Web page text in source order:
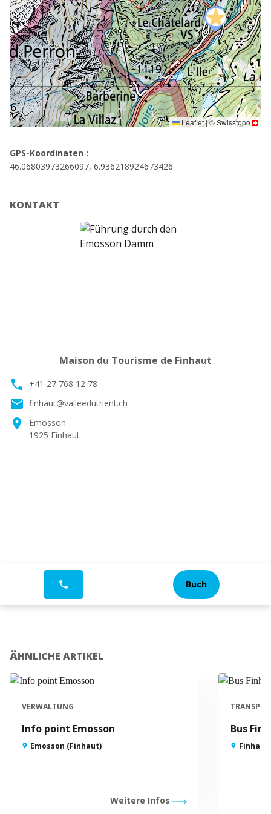
Leaflet|©Swisstopo
GPS-Koordinaten :
46.06803973266097, 6.936218924673426
KONTAKT
Maison du Tourisme de Finhaut
phone +41 27 768 12 78
email finhaut@valleedutrient.ch
location_on
Emosson
1925 Finhaut
Buch
phone
ÄHNLICHE ARTIKEL
VERWALTUNG
Info point Emosson
Emosson (Finhaut)
Weitere Infos
Bus